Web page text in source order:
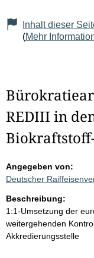
Inhalt dieser
(Mehr
REDIII in
Angegeben von:
Deutscher
Beschreibung:
1:1-Umsetzung der
weitergehenden
Akkredierungsstelle